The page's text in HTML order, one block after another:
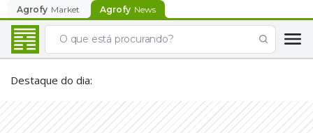
Agrofy Market Agrofy News
Destaque do dia: